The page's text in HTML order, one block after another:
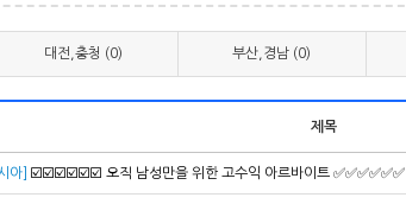
대전,충청 (0) 부산,경남 (0)
제목
아] ☑️☑️☑️☑️☑️☑️ 오직 남성만을 위한 고수익 아르바이트 ✅✅✅✅✅✅